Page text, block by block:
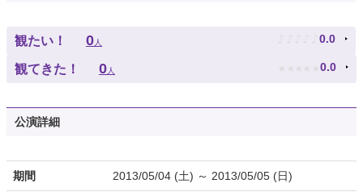
観たい！ 0人 ♪ ♪ ♪ ♪ ♪ 0.0
観てきた！ 0人 ★ ★ ★ ★ ★ 0.0
公演詳細
期間 2013/05/04 (土) ～ 2013/05/05 (日)